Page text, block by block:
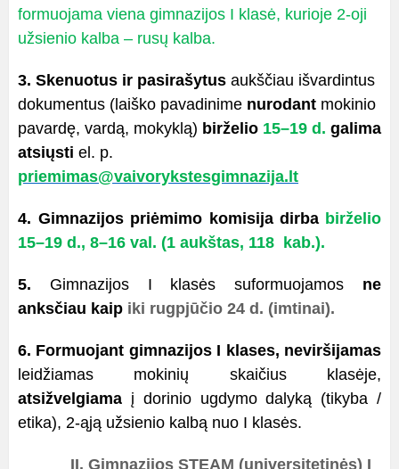
formuojama viena gimnazijos I klasė, kurioje 2-oji
užsienio kalba – rusų kalba.
3. Skenuotus ir pasirašytus aukščiau išvardintus
dokumentus (laiško pavadinime nurodant mokinio
pavardę, vardą, mokyklą) birželio 15–19 d. galima
atsiųsti el. p.
priemimas@vaivorykstesgimnazija.lt
4. Gimnazijos priėmimo komisija dirba birželio
15–19 d., 8–16 val. (1 aukštas, 118 kab.).
5. Gimnazijos I klasės suformuojamos ne
anksčiau kaip iki rugpjūčio 24 d. (imtinai).
6. Formuojant gimnazijos I klases, neviršijamas
leidžiamas mokinių skaičius klasėje,
atsižvelgiama į dorinio ugdymo dalyką (tikyba /
etika), 2-ąją užsienio kalbą nuo I klasės.
II. Gimnazijos STEAM (universitetinės) I